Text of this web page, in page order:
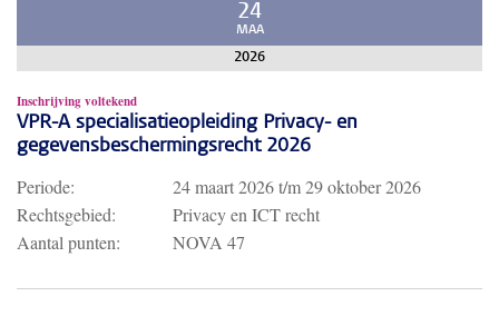
24
MAA
2026
Inschrijving voltekend
VPR-A specialisatieopleiding Privacy- en
gegevensbeschermingsrecht 2026
Periode: 24 maart 2026t/m29 oktober 2026
Rechtsgebied:
Privacy en ICT recht
Aantal punten:
NOVA 47